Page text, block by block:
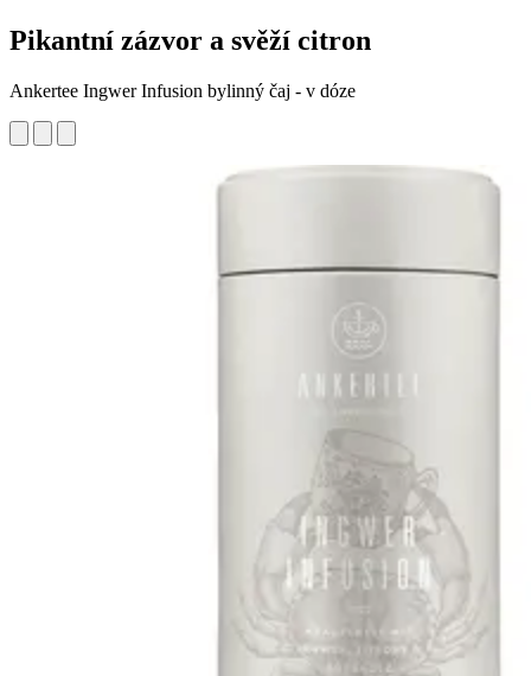
Pikantní zázvor a svěží citron
Ankertee Ingwer Infusion bylinný čaj - v dóze